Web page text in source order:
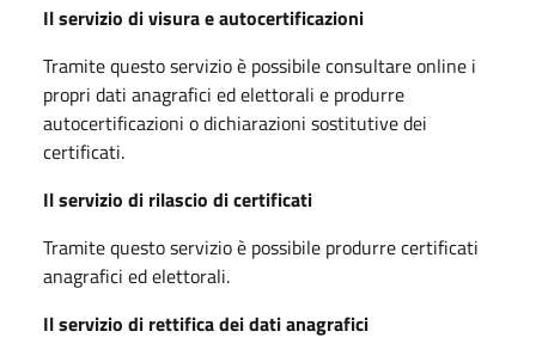
Il servizio di visura e autocertificazioni
Tramite questo servizio è possibile consultare online i
propri dati anagrafici ed elettorali e produrre
autocertificazioni o dichiarazioni sostitutive dei
certificati.
Il servizio di rilascio di certificati
Tramite questo servizio è possibile produrre certificati
anagrafici ed elettorali.
Il servizio di rettifica dei dati anagrafici